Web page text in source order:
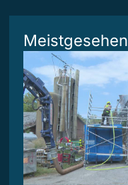
Meistgesehen